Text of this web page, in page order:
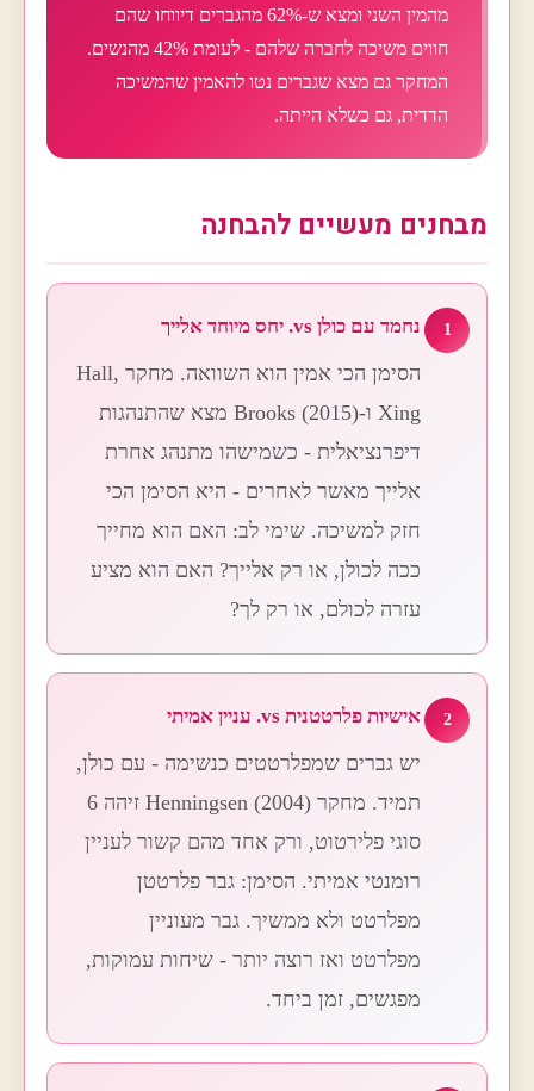
מהמין השני ומצא ש-62% מהגברים דיווחו שהם
חווים משיכה לחברה שלהם - לעומת 42% מהנשים.
המחקר גם מצא שגברים נטו להאמין שהמשיכה
הדדית, גם כשלא הייתה.
מבחנים מעשיים להבחנה
1 נחמד עם כולן vs. יחס מיוחד אלייך
הסימן הכי אמין הוא השוואה. מחקר Hall,
Xing ו-Brooks (2015) מצא שהתנהגות
דיפרנציאלית - כשמישהו מתנהג אחרת
אלייך מאשר לאחרים - היא הסימן הכי
חזק למשיכה. שימי לב: האם הוא מחייך
ככה לכולן, או רק אלייך? האם הוא מציע
עזרה לכולם, או רק לך?
2 אישיות פלרטטנית vs. עניין אמיתי
יש גברים שמפלרטטים כנשימה - עם כולן,
תמיד. מחקר Henningsen (2004) זיהה 6
סוגי פלירטוט, ורק אחד מהם קשור לעניין
רומנטי אמיתי. הסימן: גבר פלרטטן
מפלרטט ולא ממשיך. גבר מעוניין
מפלרטט ואז רוצה יותר - שיחות עמוקות,
מפגשים, זמן ביחד.